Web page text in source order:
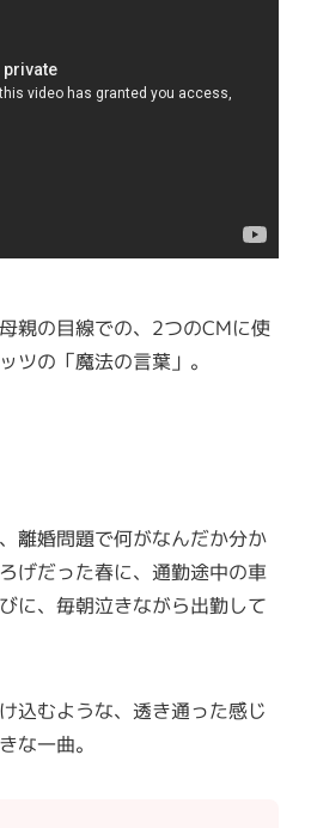
親の目線での、2つのCMに使
ツの「魔法の言葉」。
離婚問題で何がなんだか分か
げだった春に、通勤途中の車
に、毎朝泣きながら出勤して
込むような、透き通った感じ
な一曲。